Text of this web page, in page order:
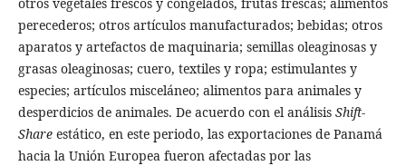
perecederos; otros artículos manufacturados; bebidas; otros
aparatos y artefactos de maquinaria; semillas oleaginosas y
grasas oleaginosas; cuero, textiles y ropa; estimulantes y
especies; artículos misceláneo; alimentos para animales y
desperdicios de animales. De acuerdo con el análisis Shift-
Shareestático, en este periodo, las exportaciones de Panamá
hacia la Unión Europea fueron afectadas por las